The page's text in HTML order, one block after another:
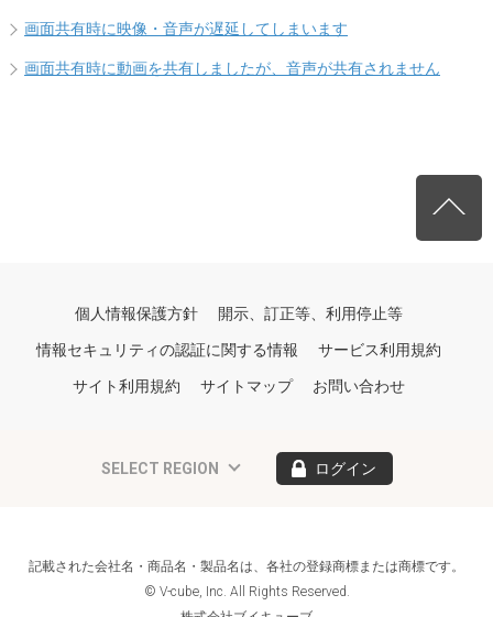
画面共有時に映像・音声が遅延してしまいます
画面共有時に動画を共有しましたが、音声が共有されません
個人情報保護方針 開示、訂正等、利用停止等
情報セキュリティの認証に関する情報 サービス利用規約
サイト利用規約 サイトマップ お問い合わせ
SELECT REGION ログイン
記載された会社名・商品名・製品名は、各社の登録商標または商標です。
© V-cube, Inc. All Rights Reserved.